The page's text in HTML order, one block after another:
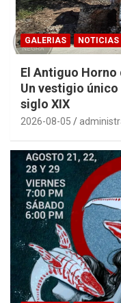
GALERIAS NOTICIAS
El Antiguo Horno
Un vestigio único
siglo XIX
2026-08-05